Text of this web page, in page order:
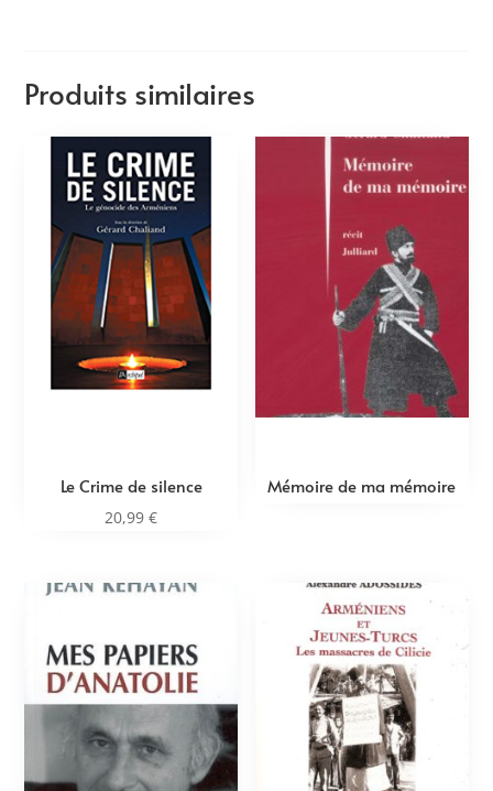
Produits similaires
Le Crime de silence
20,99€
Mémoire de ma mémoire